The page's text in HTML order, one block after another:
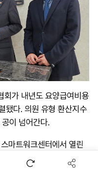
가 내년도 요양급여비용
됐다. 의원 유형 환산지수
이 넘어간다.
마트워크센터에서 열린
인상률을 끝내 수용하지